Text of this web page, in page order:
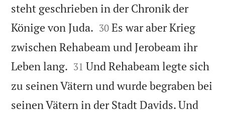
steht geschrieben in der Chronik der
Könige von Juda. 

30 Es war aber Krieg
zwischen Rehabeam und Jerobeam ihr
Leben lang. 

31 Und Rehabeam legte sich
zu seinen Vätern und wurde begraben bei
seinen Vätern in der Stadt Davids. Und